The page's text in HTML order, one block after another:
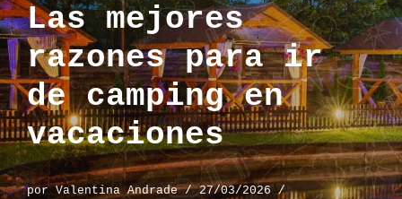
Las mejores
razones para ir
de camping en
vacaciones
porValentina Andrade
27/03/2026